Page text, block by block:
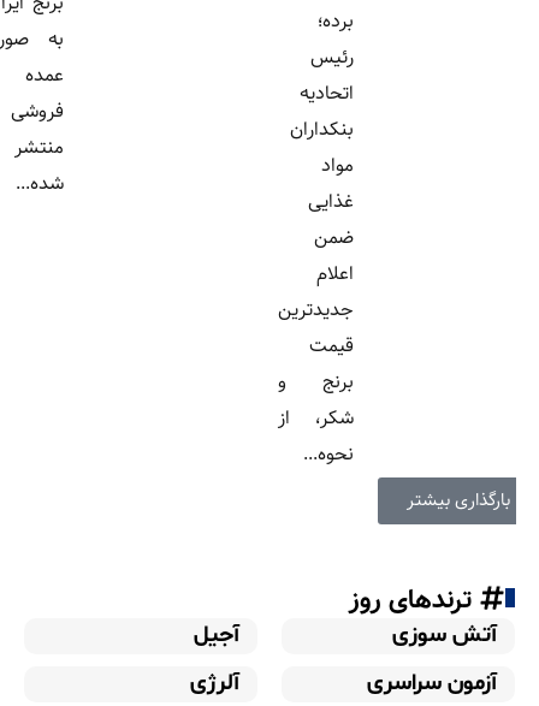
برده؛
رئیس
اتحادیه
بنکداران
مواد
غذایی
ضمن
اعلام
جدیدترین
قیمت
برنج و
شکر، از
نحوه...
به صورت
عمده
فروشی
منتشر
شده...
بارگذاری بیشتر
ترندهای روز
آتش سوزی
آجیل
آزمون سراسری
آلرژی